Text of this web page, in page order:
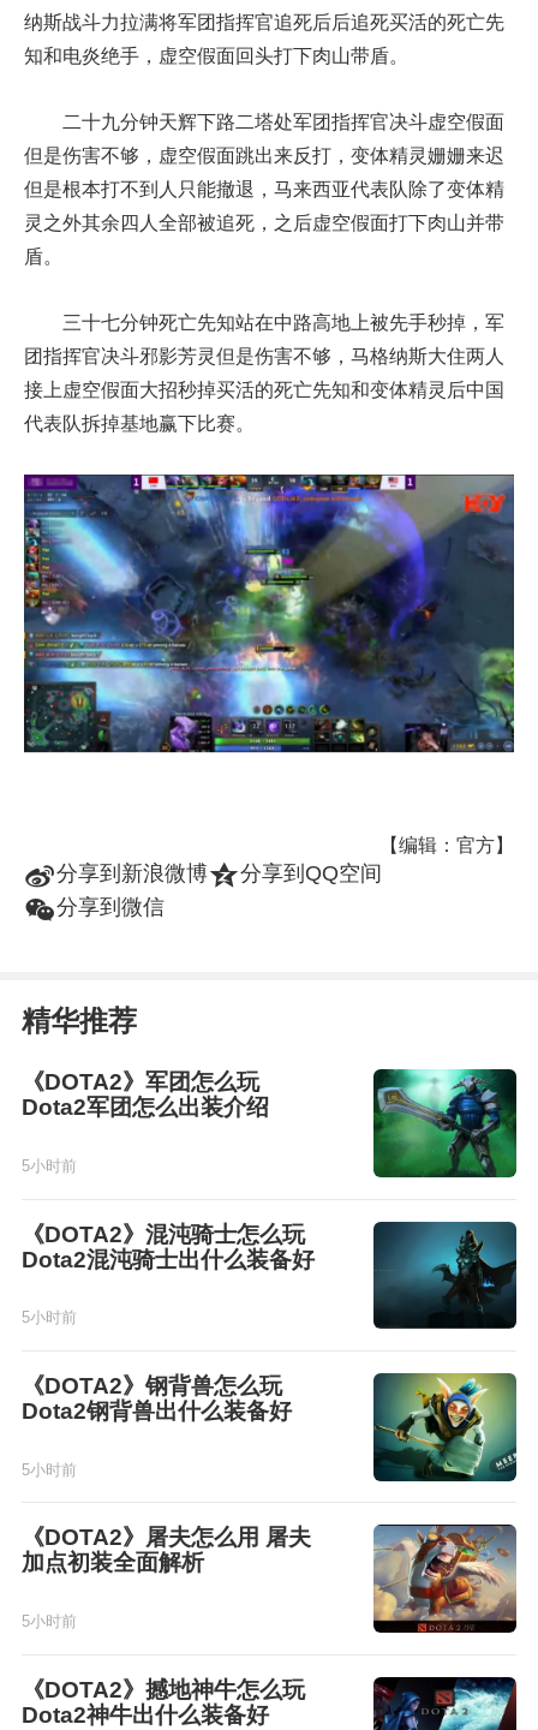
纳斯战斗力拉满将军团指挥官追死后后追死买活的死亡先
知和电炎绝手，虚空假面回头打下肉山带盾。
二十九分钟天辉下路二塔处军团指挥官决斗虚空假面
但是伤害不够，虚空假面跳出来反打，变体精灵姗姗来迟
但是根本打不到人只能撤退，马来西亚代表队除了变体精
灵之外其余四人全部被追死，之后虚空假面打下肉山并带
盾。
三十七分钟死亡先知站在中路高地上被先手秒掉，军
团指挥官决斗邪影芳灵但是伤害不够，马格纳斯大住两人
接上虚空假面大招秒掉买活的死亡先知和变体精灵后中国
代表队拆掉基地赢下比赛。
【编辑：官方】
t分享到新浪微博z分享到QQ空间
w分享到微信
精华推荐
《DOTA2》军团怎么玩
Dota2军团怎么出装介绍
5小时前
《DOTA2》混沌骑士怎么玩
Dota2混沌骑士出什么装备好
5小时前
《DOTA2》钢背兽怎么玩
Dota2钢背兽出什么装备好
5小时前
《DOTA2》屠夫怎么用 屠夫
加点初装全面解析
5小时前
《DOTA2》撼地神牛怎么玩
Dota2神牛出什么装备好